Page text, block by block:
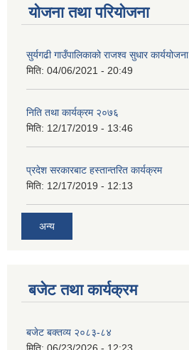
योजना तथा परियोजना
सुर्यगढी गाउँपालिकाको राजश्व सुधार कार्ययोजना
मिति: 04/06/2021 - 20:49
निति तथा कार्यक्रम २०७६
मिति: 12/17/2019 - 13:46
प्रदेश सरकारबाट हस्तान्तरित कार्यक्रम
मिति: 12/17/2019 - 12:13
अन्य
बजेट तथा कार्यक्रम
बजेट बक्तव्य २०८३-८४